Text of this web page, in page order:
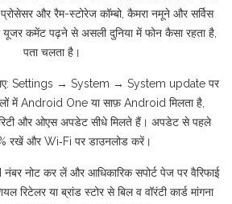
और रैम-स्टोरेज कॉम्बो, कैमरा नमूने और सर्विस
कमेंट पढ़ने से असली दुनिया में फोन कैसा रहता है,
पता चलता है।
Settings → System → System update पर
में Android One या साफ़ Android मिलता है,
और ओएस अपडेट सीधे मिलते हैं। अपडेट से पहले
रखें और Wi‑Fi पर डाउनलोड करें।
नंबर नोट कर लें और आधिकारिक सपोर्ट पेज पर वैरिफाई
रिटेलर या ब्रांड स्टोर से बिल व वॉरंटी कार्ड मांगना